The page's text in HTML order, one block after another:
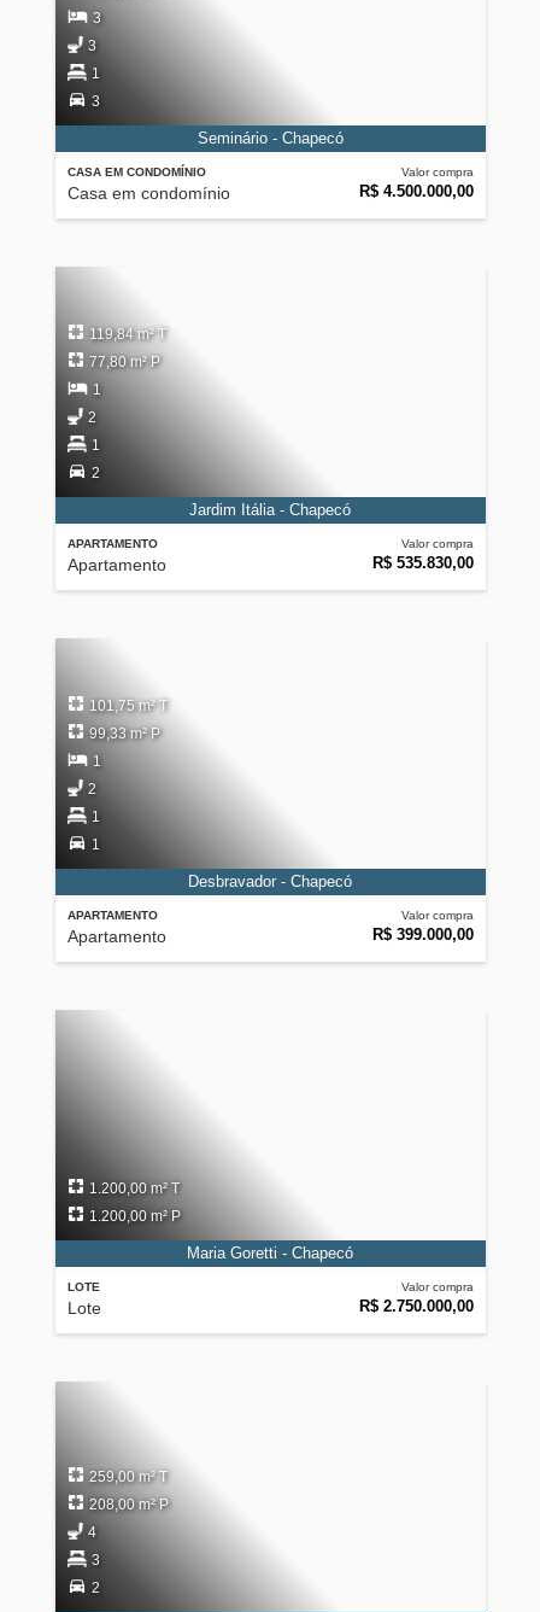
CASA EM CONDOMÍNIO
Casa em condomínio
Valor compra
R$ 4.500.000,00
3
3
1
3
Seminário - Chapecó
APARTAMENTO
Apartamento
Valor compra
R$ 535.830,00
119,84 m² T
77,80 m² P
1
2
1
2
Jardim Itália - Chapecó
APARTAMENTO
Apartamento
Valor compra
R$ 399.000,00
101,75 m² T
99,33 m² P
1
2
1
1
Desbravador - Chapecó
LOTE
Lote
Valor compra
R$ 2.750.000,00
1.200,00 m² T
1.200,00 m² P
Maria Goretti - Chapecó
259,00 m² T
208,00 m² P
4
3
2